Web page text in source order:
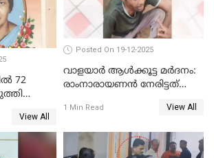
72
View All
Posted On 19-12-2025
വാളയാർ ആൾക്കൂട്ട മർദനം:
രാംനാരായണൻ നേരിട്ടത്
നാൽപ്പതിലേറെ
റിപ്പോർട്ട്
1 Min Read View All